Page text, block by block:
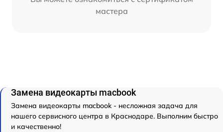
мастера
Замена видеокарты macbook
Замена видеокарты macbook - несложная задача для
нашего сервисного центра в Краснодаре. Выполним быстро
и качественно!